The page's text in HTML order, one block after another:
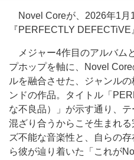
Novel Coreが、2026年1月
『PERFECTLY DEFECTiVE
メジャー4作目のアルバム
プホップを軸に、Novel
ルを融合させた、ジャンル
ンドの作品。タイトル「
な不良品）」が示す通り、
混ざり合うからこそ生まれる
ズ不能な音楽性と、自らの
ら彼が辿り着いた「これが